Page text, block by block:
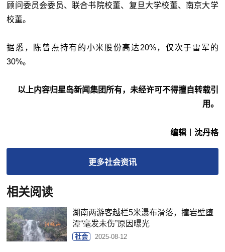
顾问委员会委员、联合书院校董、复旦大学校董、南京大学
校董。
据悉，陈曾焘持有的小米股份高达20%，仅次于雷军的
30%。
以上内容归星岛新闻集团所有，未经许可不得擅自转载引
用。
编辑︱沈丹格
更多社会资讯
相关阅读
湖南两游客越栏5米瀑布滑落，撞岩壁堕
潭“毫发未伤”原因曝光
社会 2025-08-12